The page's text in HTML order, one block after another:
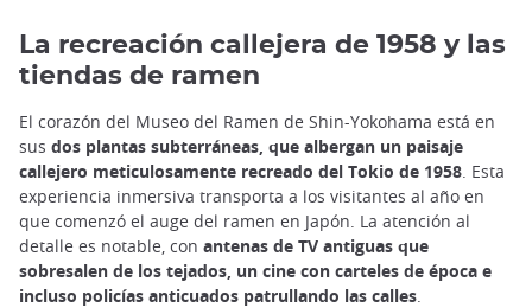
La recreación callejera de 1958 y las
tiendas de ramen
El corazón del Museo del Ramen de Shin-Yokohama está en
sus dos plantas subterráneas, que albergan un paisaje
callejero meticulosamente recreado del Tokio de 1958 . Esta
experiencia inmersiva transporta a los visitantes al año en
que comenzó el auge del ramen en Japón. La atención al
detalle es notable, con antenas de TV antiguas que
sobresalen de los tejados, un cine con carteles de época e
incluso policías anticuados patrullando las calles